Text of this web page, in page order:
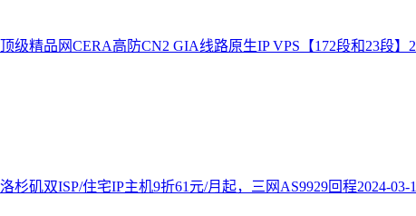
级精品网CERA高防CN2 GIA线路原生IP VPS【172段和23段】
杉矶双ISP/住宅IP主机9折61元/月起，三网AS9929回程2024-03-